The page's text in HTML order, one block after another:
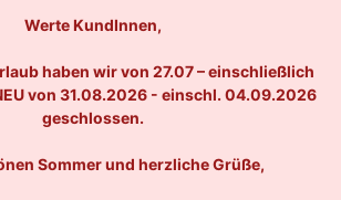
Werte KundInnen,
haben wir von 27.07 – einschließlich
von 31.08.2026 - einschl. 04.09.2026
geschlossen.
Sommer und herzliche Grüße,